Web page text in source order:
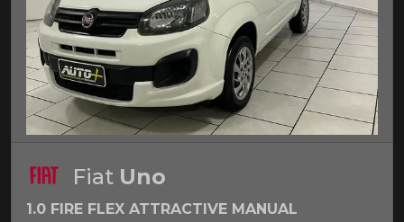
Fiat Uno
1.0 FIRE FLEX ATTRACTIVE MANUAL